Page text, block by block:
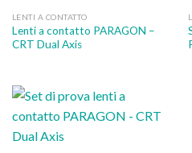
LENTI A CONTATTO
Lenti a contatto PARAGON –
CRT Dual Axis